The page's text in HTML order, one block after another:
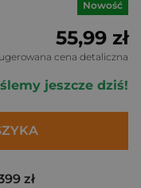
Nowość
55,99 zł
cena detaliczna
jeszcze dziś!
zł